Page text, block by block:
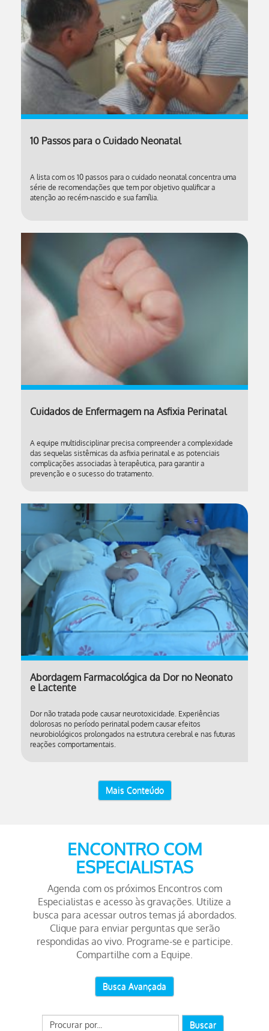
10 Passos para o Cuidado Neonatal
A lista com os 10 passos para o cuidado neonatal concentra uma
série de recomendações que tem por objetivo qualificar a
atenção ao recém-nascido e sua família.
Cuidados de Enfermagem na Asfixia Perinatal
A equipe multidisciplinar precisa compreender a complexidade
das sequelas sistêmicas da asfixia perinatal e as potenciais
complicações associadas à terapêutica, para garantir a
prevenção e o sucesso do tratamento.
Abordagem Farmacológica da Dor no Neonato
e Lactente
Dor não tratada pode causar neurotoxicidade. Experiências
dolorosas no período perinatal podem causar efeitos
neurobiológicos prolongados na estrutura cerebral e nas futuras
reações comportamentais.
Mais Conteúdo
ENCONTRO COM
ESPECIALISTAS
Agenda com os próximos Encontros com
Especialistas e acesso às gravações. Utilize a
busca para acessar outros temas já abordados.
Clique para enviar perguntas que serão
respondidas ao vivo. Programe-se e participe.
Compartilhe com a Equipe.
Busca Avançada
Buscar